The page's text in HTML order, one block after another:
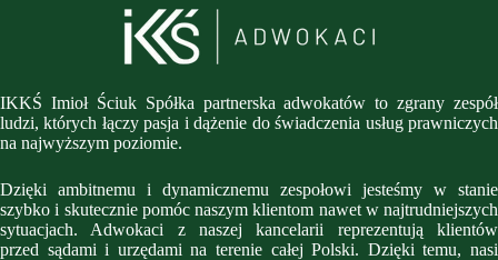
IKKŚ Imioł Ściuk Spółka partnerska adwokatów to zgrany zespół
ludzi, których łączy pasja i dążenie do świadczenia usług prawniczych
na najwyższym poziomie.
Dzięki ambitnemu i dynamicznemu zespołowi jesteśmy w stanie
szybko i skutecznie pomóc naszym klientom nawet w najtrudniejszych
sytuacjach. Adwokaci z naszej kancelarii reprezentują klientów
przed sądami i urzędami na terenie całej Polski. Dzięki temu, nasi